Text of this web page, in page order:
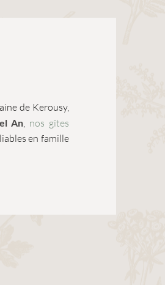
de Kerousy,
An, nos gîtes
en famille